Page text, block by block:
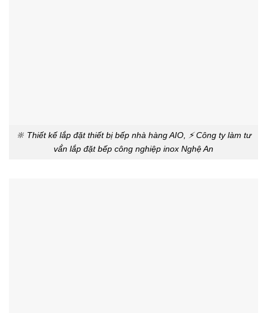
🔆 Thiết kế lắp đặt thiết bị bếp nhà hàng AIO, ⚡ Công ty làm tư
vấ́n lắp đặt bếp công nghiệp inox Nghệ An